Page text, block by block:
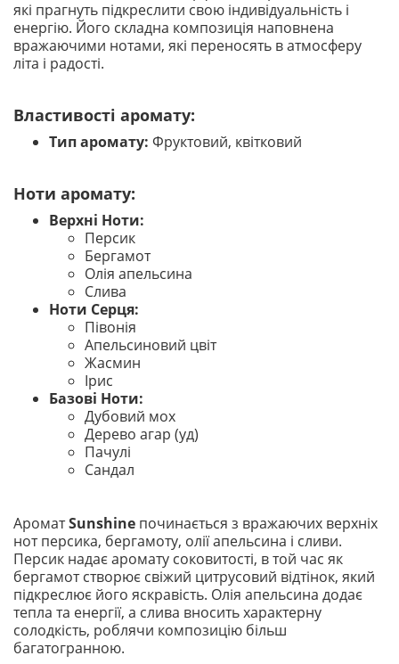
які прагнуть підкреслити свою індивідуальність і
енергію. Його складна композиція наповнена
вражаючими нотами, які переносять в атмосферу
літа і радості.
Властивості аромату:
Тип аромату: Фруктовий, квітковий
Ноти аромату:
Верхні Ноти:
Персик
Бергамот
Олія апельсина
Слива
Ноти Серця:
Півонія
Апельсиновий цвіт
Жасмин
Ірис
Базові Ноти:
Дубовий мох
Дерево агар (уд)
Пачулі
Сандал
АроматSunshine починається з вражаючих верхніх
нот персика, бергамоту, олії апельсина і сливи.
Персик надає аромату соковитості, в той час як
бергамот створює свіжий цитрусовий відтінок, який
підкреслює його яскравість. Олія апельсина додає
тепла та енергії, а слива вносить характерну
солодкість, роблячи композицію більш
багатогранною.